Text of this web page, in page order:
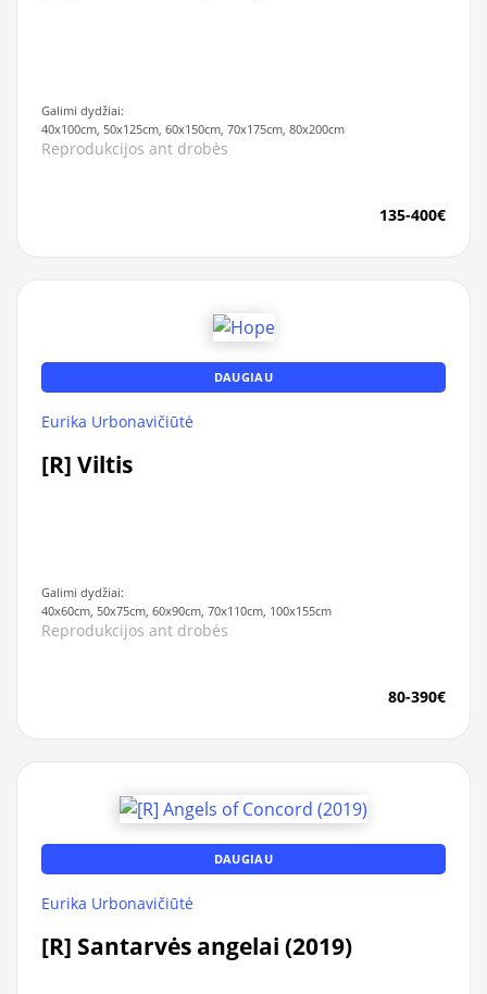
Galimi dydžiai:
40x100cm, 50x125cm, 60x150cm, 70x175cm, 80x200cm
Reprodukcijos ant drobės
135-400€
DAUGIAU
Eurika Urbonavičiūtė
[R] Viltis
Galimi dydžiai:
40x60cm, 50x75cm, 60x90cm, 70x110cm, 100x155cm
Reprodukcijos ant drobės
80-390€
DAUGIAU
Eurika Urbonavičiūtė
[R] Santarvės angelai (2019)